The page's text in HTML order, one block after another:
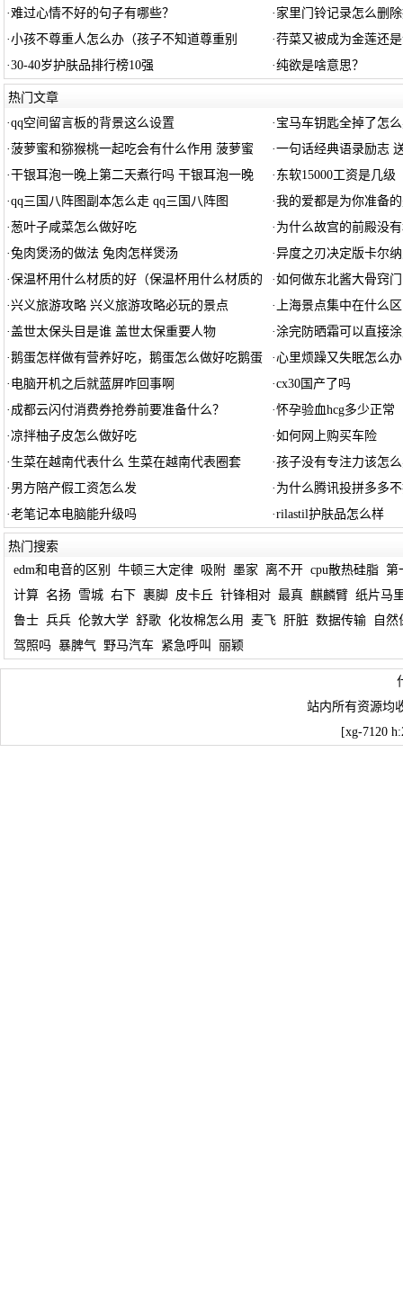
·难过心情不好的句子有哪些？ · 家里门铃记录怎么删
·小孩不尊重人怎么办（孩子不知道尊重别 ·荇菜又被成为金莲还
·30-40岁护肤品排行榜10强 ·纯欲是啥意思？
热门文章
·qq空间留言板的背景这么设置 · 宝马车钥匙全掉了怎
·菠萝蜜和猕猴桃一起吃会有什么作用 菠萝蜜 ·一句话经典语录励志
·干银耳泡一晚上第二天煮行吗 干银耳泡一晚 · 东软15000工资是几级
·qq三国八阵图副本怎么走 qq三国八阵图 ·我的爱都是为你准备
· 葱叶子咸菜怎么做好吃 · 为什么故宫的前殿没
·兔肉煲汤的做法 兔肉怎样煲汤 ·异度之刃决定版卡尔
·保温杯用什么材质的好（保温杯用什么材质的 ·如何做东北酱大骨窍
·兴义旅游攻略 兴义旅游攻略必玩的景点 · 上海景点集中在什么
· 盖世太保头目是谁 盖世太保重要人物 ·涂完防晒霜可以直接
·鹅蛋怎样做有营养好吃，鹅蛋怎么做好吃鹅蛋 ·心里烦躁又失眠怎么
· 电脑开机之后就蓝屏咋回事啊 ·cx30国产了吗
· 成都云闪付消费券抢券前要准备什么？ ·怀孕验血hcg多少正常
· 凉拌柚子皮怎么做好吃 ·如何网上购买车险
· 生菜在越南代表什么 生菜在越南代表圈套 ·孩子没有专注力该怎
· 男方陪产假工资怎么发 · 为什么腾讯投拼多多
·老笔记本电脑能升级吗 ·rilastil护肤品怎么样
热门搜索
edm和电音的区别
牛顿三大定律 吸附 墨家 离不开 cpu散热硅脂 第
计算
名扬 雪城 右下 裹脚 皮卡丘 针锋相对 最真 麒麟臂 纸片马
鲁士 兵兵 伦敦大学 舒歌 化妆棉怎么用 麦飞 肝脏 数据传输
自然
驾照吗 暴脾气 野马汽车 紧急呼叫 丽颖
站内所有资源均
[xg-7120